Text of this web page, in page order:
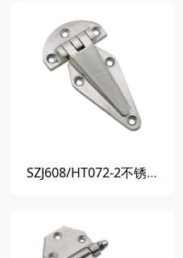
SZJ608/HT072-2不锈钢铰链